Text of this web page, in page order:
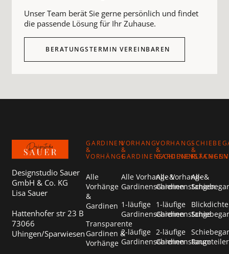
Unser Team berät Sie gerne persönlich und findet
die passende Lösung für Ihr Zuhause.
BERATUNGSTERMIN VEREINBAREN
Designstudio Sauer
GmbH & Co. KG
Lisa Sauer
Hattenhofer str 23 B
73066
Uhingen/Sparwiesen
GARDINEN
&
VORHÄNGE
Alle
Vorhänge
&
Gardinen
Transparente
Gardinen &
Vorhänge
VORHANG-
&
GARDINENSCHIENEN
Alle Vorhang- &
Gardinenschienen
1-läufige
Gardinenschienen
2-läufige
Gardinenschienen
VORHANG-
&
GARDINENSTANGEN
Alle Vorhang- &
Gardinenstangen
1-läufige
Gardinenstange
2-läufige
Gardinenstange
&
Alle
Blickdichte
Raumteiler